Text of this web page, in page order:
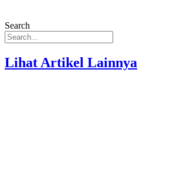
Search
Lihat Artikel Lainnya